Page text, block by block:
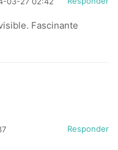
Fascinante
Responder